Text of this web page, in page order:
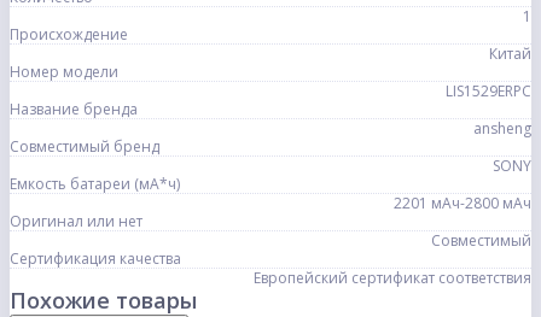
1
Происхождение
Китай
Номер модели
LIS1529ERPC
Название бренда
ansheng
Совместимый бренд
SONY
Емкость батареи (мА*ч)
2201 мАч-2800 мАч
Оригинал или нет
Совместимый
Сертификация качества
Европейский сертификат соответствия
Похожие товары